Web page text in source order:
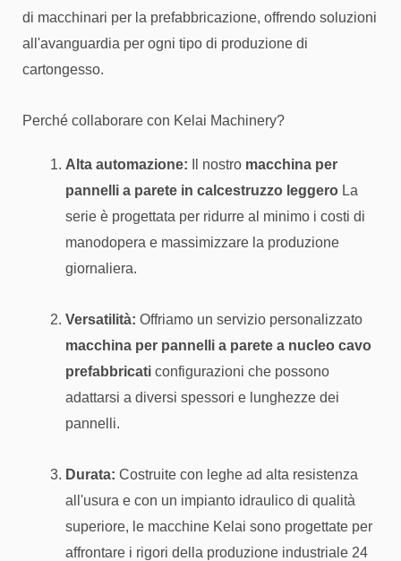
di macchinari per la prefabbricazione, offrendo soluzioni
all'avanguardia per ogni tipo di produzione di
cartongesso.
Perché collaborare con Kelai Machinery?
Alta automazione: Il nostro macchina per
pannelli a parete in calcestruzzo leggero La
serie è progettata per ridurre al minimo i costi di
manodopera e massimizzare la produzione
giornaliera.
Versatilità: Offriamo un servizio personalizzato
macchina per pannelli a parete a nucleo cavo
prefabbricati configurazioni che possono
adattarsi a diversi spessori e lunghezze dei
pannelli.
Durata: Costruite con leghe ad alta resistenza
all'usura e con un impianto idraulico di qualità
superiore, le macchine Kelai sono progettate per
affrontare i rigori della produzione industriale 24